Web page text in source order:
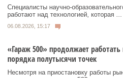
Специалисты научно-
работают над технологией, которая ...
06.08.2026, 15:17
«Гараж 500» продолжает
порядка полутысячи точек
Несмотря на приостановку работы